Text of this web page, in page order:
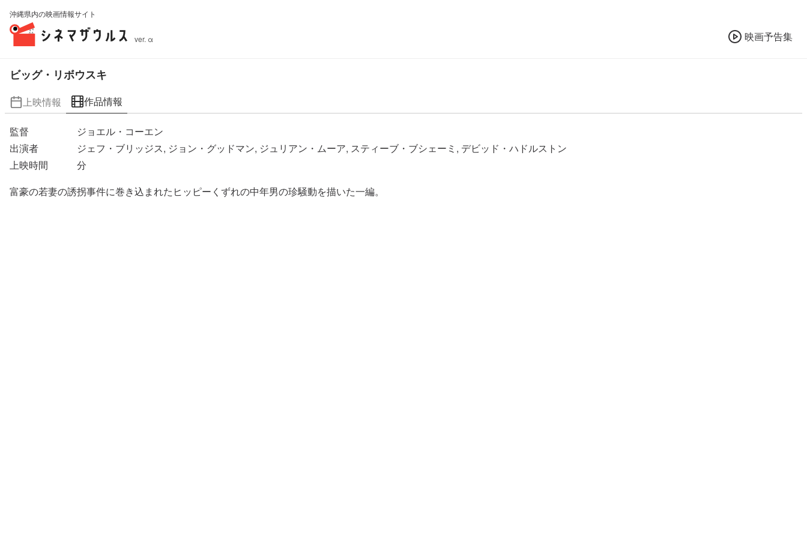
沖縄県内の映画情報サイト
ver. α 映画予告集
ビッグ・リボウスキ
上映情報 作品情報
監督
ジョエル・コーエン
出演者
ジェフ・ブリッジス, ジョン・グッドマン, ジュリアン・ムーア, スティーブ・ブシェーミ, デビッド・ハドルストン
上映時間
分
富豪の若妻の誘拐事件に巻き込まれたヒッピーくずれの中年男の珍騒動を描いた一編。